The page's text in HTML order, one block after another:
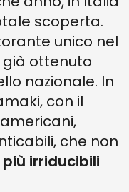
scoperta.
unico nel
già ottenuto
nazionale. In
con il
che non
più irriducibili